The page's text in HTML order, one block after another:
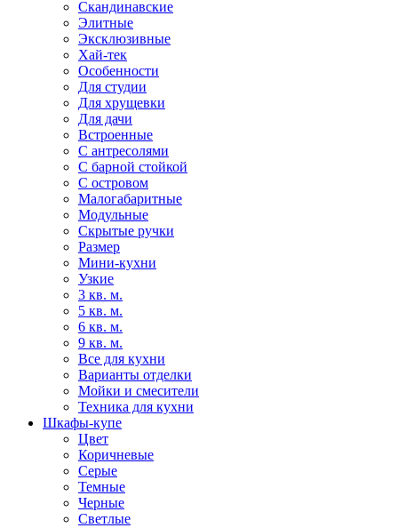
Скандинавские
Элитные
Эксклюзивные
Хай-тек
Особенности
Для студии
Для хрущевки
Для дачи
Встроенные
С антресолями
С барной стойкой
С островом
Малогабаритные
Модульные
Скрытые ручки
Размер
Мини-кухни
Узкие
3 кв. м.
5 кв. м.
6 кв. м.
9 кв. м.
Все для кухни
Варианты отделки
Мойки и смесители
Техника для кухни
Шкафы-купе
Цвет
Коричневые
Серые
Темные
Черные
Светлые